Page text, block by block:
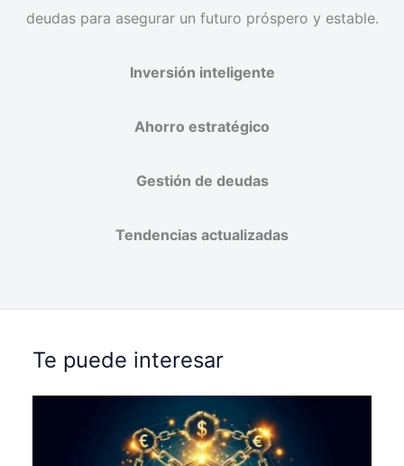
deudas para asegurar un futuro próspero y estable.
Inversión inteligente
Ahorro estratégico
Gestión de deudas
Tendencias actualizadas
Te puede interesar